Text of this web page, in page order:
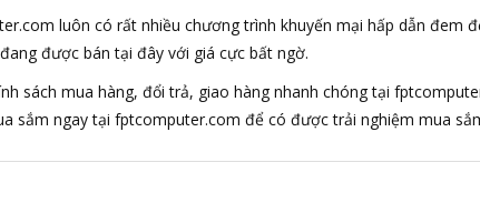
luôn có rất nhiều chương trình khuyến mại hấp dẫn đem
được bán tại đây với giá cực bất ngờ.
sách mua hàng, đổi trả, giao hàng nhanh chóng tại
sắm ngay tại fptcomputer.com để có được trải nghiệm mua